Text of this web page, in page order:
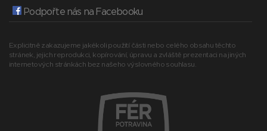
Podpořte nás na Facebooku
Explicitně zakazujeme jakékoli použití části nebo celého obsahu těchto
stránek, jejich reprodukci, kopírování, úpravu a zvláště prezentaci na jiných
internetových stránkách bez našeho výslovného souhlasu.